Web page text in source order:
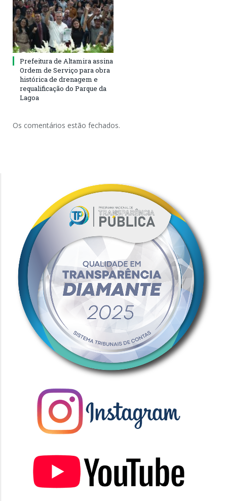
Prefeitura de Altamira assina
Ordem de Serviço para obra
histórica de drenagem e
requalificação do Parque da
Lagoa
Os comentários estão fechados.